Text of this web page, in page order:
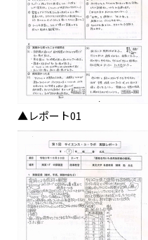
▲レポート01